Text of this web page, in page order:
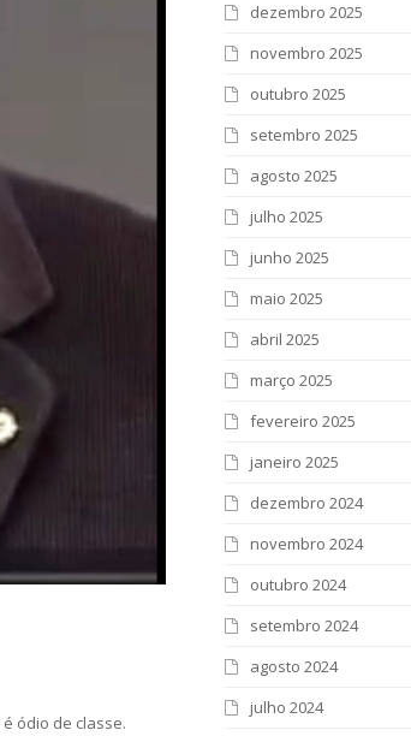
ódio de classe.
dezembro 2025
novembro 2025
outubro 2025
setembro 2025
agosto 2025
julho 2025
junho 2025
maio 2025
abril 2025
março 2025
fevereiro 2025
janeiro 2025
dezembro 2024
novembro 2024
outubro 2024
setembro 2024
agosto 2024
julho 2024